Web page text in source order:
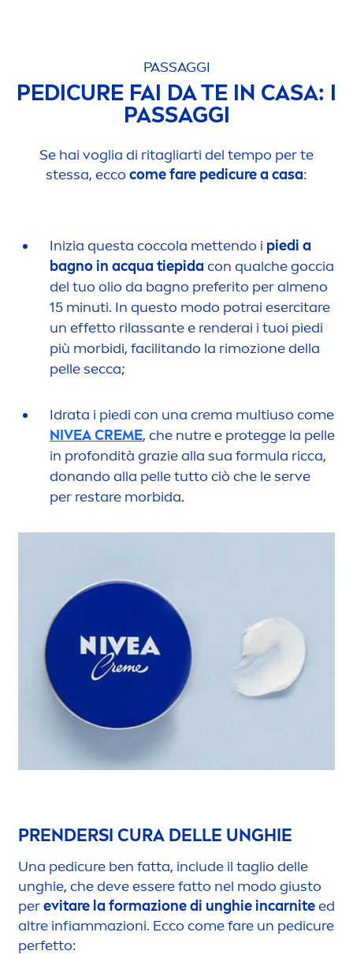
PASSAGGI
PEDICURE FAI DA TE IN CASA: I
PASSAGGI
Se hai voglia di ritagliarti del tempo per te
stessa, ecco come fare pedicure a casa:
Inizia questa coccola mettendo i piedi a
bagno in acqua tiepidacon qualche goccia
del tuo olio da bagno preferito per almeno
15 minuti. In questo modo potrai esercitare
un effetto rilassante e renderai i tuoi piedi
più morbidi, facilitando la rimozione della
pelle secca;
Idrata i piedi con una crema multiuso come
NIVEACREME, che nutre e protegge la pelle
in profondità grazie alla sua formula ricca,
donando alla pelle tutto ciò che le serve
per restare morbida.
PRENDERSI CURA DELLE UNGHIE
Una pedicure ben fatta, include il taglio delle
unghie, che deve essere fatto nel modo giusto
perevitare la formazione di unghie incarniteed
altre infiammazioni. Ecco come fare un pedicure
perfetto: